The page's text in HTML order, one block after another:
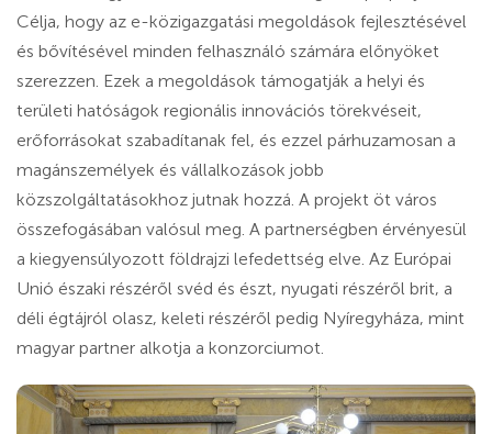
Célja, hogy az e-közigazgatási megoldások fejlesztésével
és bővítésével minden felhasználó számára előnyöket
szerezzen. Ezek a megoldások támogatják a helyi és
területi hatóságok regionális innovációs törekvéseit,
erőforrásokat szabadítanak fel, és ezzel párhuzamosan a
magánszemélyek és vállalkozások jobb
közszolgáltatásokhoz jutnak hozzá. A projekt öt város
összefogásában valósul meg. A partnerségben érvényesül
a kiegyensúlyozott földrajzi lefedettség elve. Az Európai
Unió északi részéről svéd és észt, nyugati részéről brit, a
déli égtájról olasz, keleti részéről pedig Nyíregyháza, mint
magyar partner alkotja a konzorciumot.